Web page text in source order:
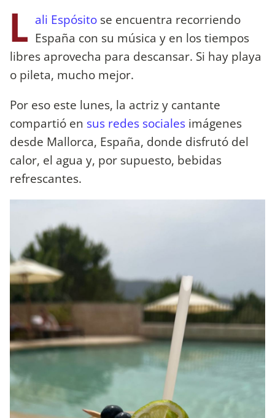
L ali Espósito se encuentra recorriendo
España con su música y en los tiempos
libres aprovecha para descansar. Si hay playa
o pileta, mucho mejor.
Por eso este lunes, la actriz y cantante
compartió en sus redes sociales imágenes
desde Mallorca, España, donde disfrutó del
calor, el agua y, por supuesto, bebidas
refrescantes.